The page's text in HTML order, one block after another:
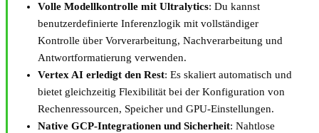
Volle Modellkontrolle mit Ultralytics: Du kannst
benutzerdefinierte Inferenzlogik mit vollständiger
Kontrolle über Vorverarbeitung, Nachverarbeitung und
Antwortformatierung verwenden.
Vertex AI erledigt den Rest: Es skaliert automatisch und
bietet gleichzeitig Flexibilität bei der Konfiguration von
Rechenressourcen, Speicher und GPU-Einstellungen.
Native GCP-Integrationen und Sicherheit: Nahtlose